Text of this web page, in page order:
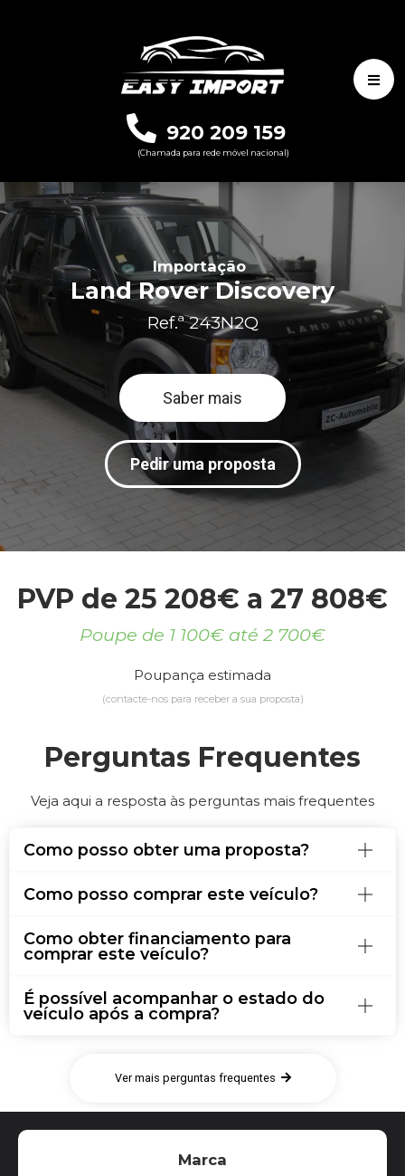
920 209 159
(Chamada para rede móvel nacional)
Importação
Land Rover Discovery
Ref.ª 243N2Q
Saber mais
Pedir uma proposta
PVP de 25 208€ a 27 808€
Poupe de 1 100€ até 2 700€
Poupança estimada
(contacte-nos para receber a sua proposta)
Perguntas Frequentes
Veja aqui a resposta às perguntas mais frequentes
Como posso obter uma proposta?
Como posso comprar este veículo?
Como obter financiamento para
comprar este veículo?
É possível acompanhar o estado do
veículo após a compra?
Ver mais perguntas frequentes
Marca